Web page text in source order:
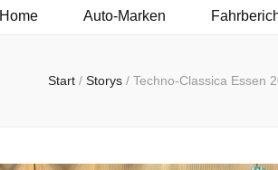
Home Auto-Marken
Start / Storys / Techno-Classica Essen